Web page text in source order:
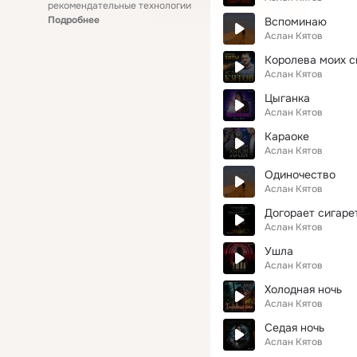
рекомендательные технологии
Подробнее
Вспоминаю
Аслан Кятов
Королева моих
Аслан Кятов
Цыганка
Аслан Кятов
Караоке
Аслан Кятов
Одиночество
Аслан Кятов
Догорает
Аслан Кятов
Ушла
Аслан Кятов
Холодная ночь
Аслан Кятов
Седая ночь
Аслан Кятов